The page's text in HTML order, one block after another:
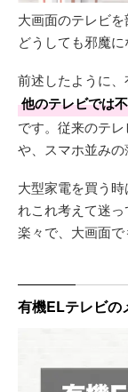
大画面のテレビを
どうしても邪魔
前述したように、
他のテレビでは
です。従来のテ
や、スマホ並みの
大型家電を買う
れこれ考えて迷
楽々で、大画面で
有機ELテレビの